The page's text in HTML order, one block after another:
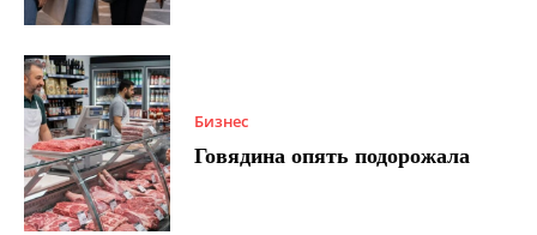
Бизнес
Говядина опять подорожала